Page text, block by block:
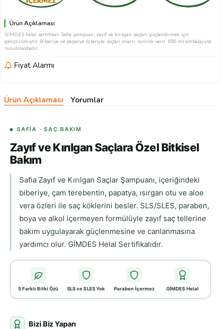
Ürün Açıklaması
GİMDES helal sertifikalı Safia şampuan, zayıf ve kırılgan saçları güçlendirmek için
geliştirilmiştir. Biberiye ve papatya özleriyle saçları onarır, canlılık verir. 650 ml ambalajıyla
sunulmaktadır.
Fiyat Alarmı
Ürün Açıklaması Yorumlar
SAFIA · SAÇ BAKIM
Zayıf ve Kırılgan Saçlara Özel Bitkisel
Bakım
Safia Zayıf ve Kırılgan Saçlar Şampuanı, içeriğindeki
biberiye, çam terebentin, papatya, ısırgan otu ve aloe
vera özleri ile saç köklerini besler. SLS/SLES, paraben,
boya ve alkol içermeyen formülüyle zayıf saç tellerine
bakım uygulayarak güçlenmesine ve canlanmasına
yardımcı olur. GİMDES Helal Sertifikalıdır.
5 Farklı Bitki Özü SLS ve SLES Yok Paraben İçermez GİMDES Helal
Bizi Biz Yapan